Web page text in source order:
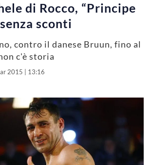
di Rocco, “Principe
sconti
contro il danese Bruun, fino al
c'è storia
2015 | 13:16